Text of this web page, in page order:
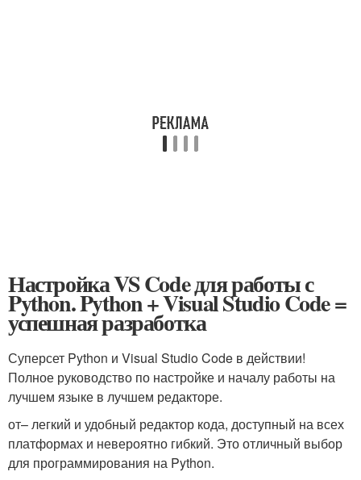
Настройка VS Code для работы с
Python. Python + Visual Studio Code =
успешная разработка
Суперсет Python и Visual Studio Code в действии!
Полное руководство по настройке и началу работы на
лучшем языке в лучшем редакторе.
от– легкий и удобный редактор кода, доступный на всех
платформах и невероятно гибкий. Это отличный выбор
для программирования на Python.